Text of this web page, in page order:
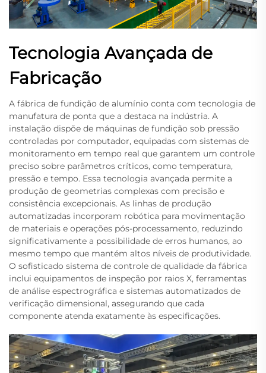
Tecnologia Avançada de
Fabricação
A fábrica de fundição de alumínio conta com tecnologia de
manufatura de ponta que a destaca na indústria. A
instalação dispõe de máquinas de fundição sob pressão
controladas por computador, equipadas com sistemas de
monitoramento em tempo real que garantem um controle
preciso sobre parâmetros críticos, como temperatura,
pressão e tempo. Essa tecnologia avançada permite a
produção de geometrias complexas com precisão e
consistência excepcionais. As linhas de produção
automatizadas incorporam robótica para movimentação
de materiais e operações pós-processamento, reduzindo
significativamente a possibilidade de erros humanos, ao
mesmo tempo que mantém altos níveis de produtividade.
O sofisticado sistema de controle de qualidade da fábrica
inclui equipamentos de inspeção por raios X, ferramentas
de análise espectrográfica e sistemas automatizados de
verificação dimensional, assegurando que cada
componente atenda exatamente às especificações.